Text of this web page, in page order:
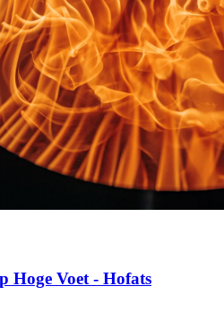
Hoge Voet - Hofats